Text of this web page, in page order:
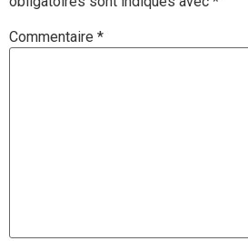
Commentaire *